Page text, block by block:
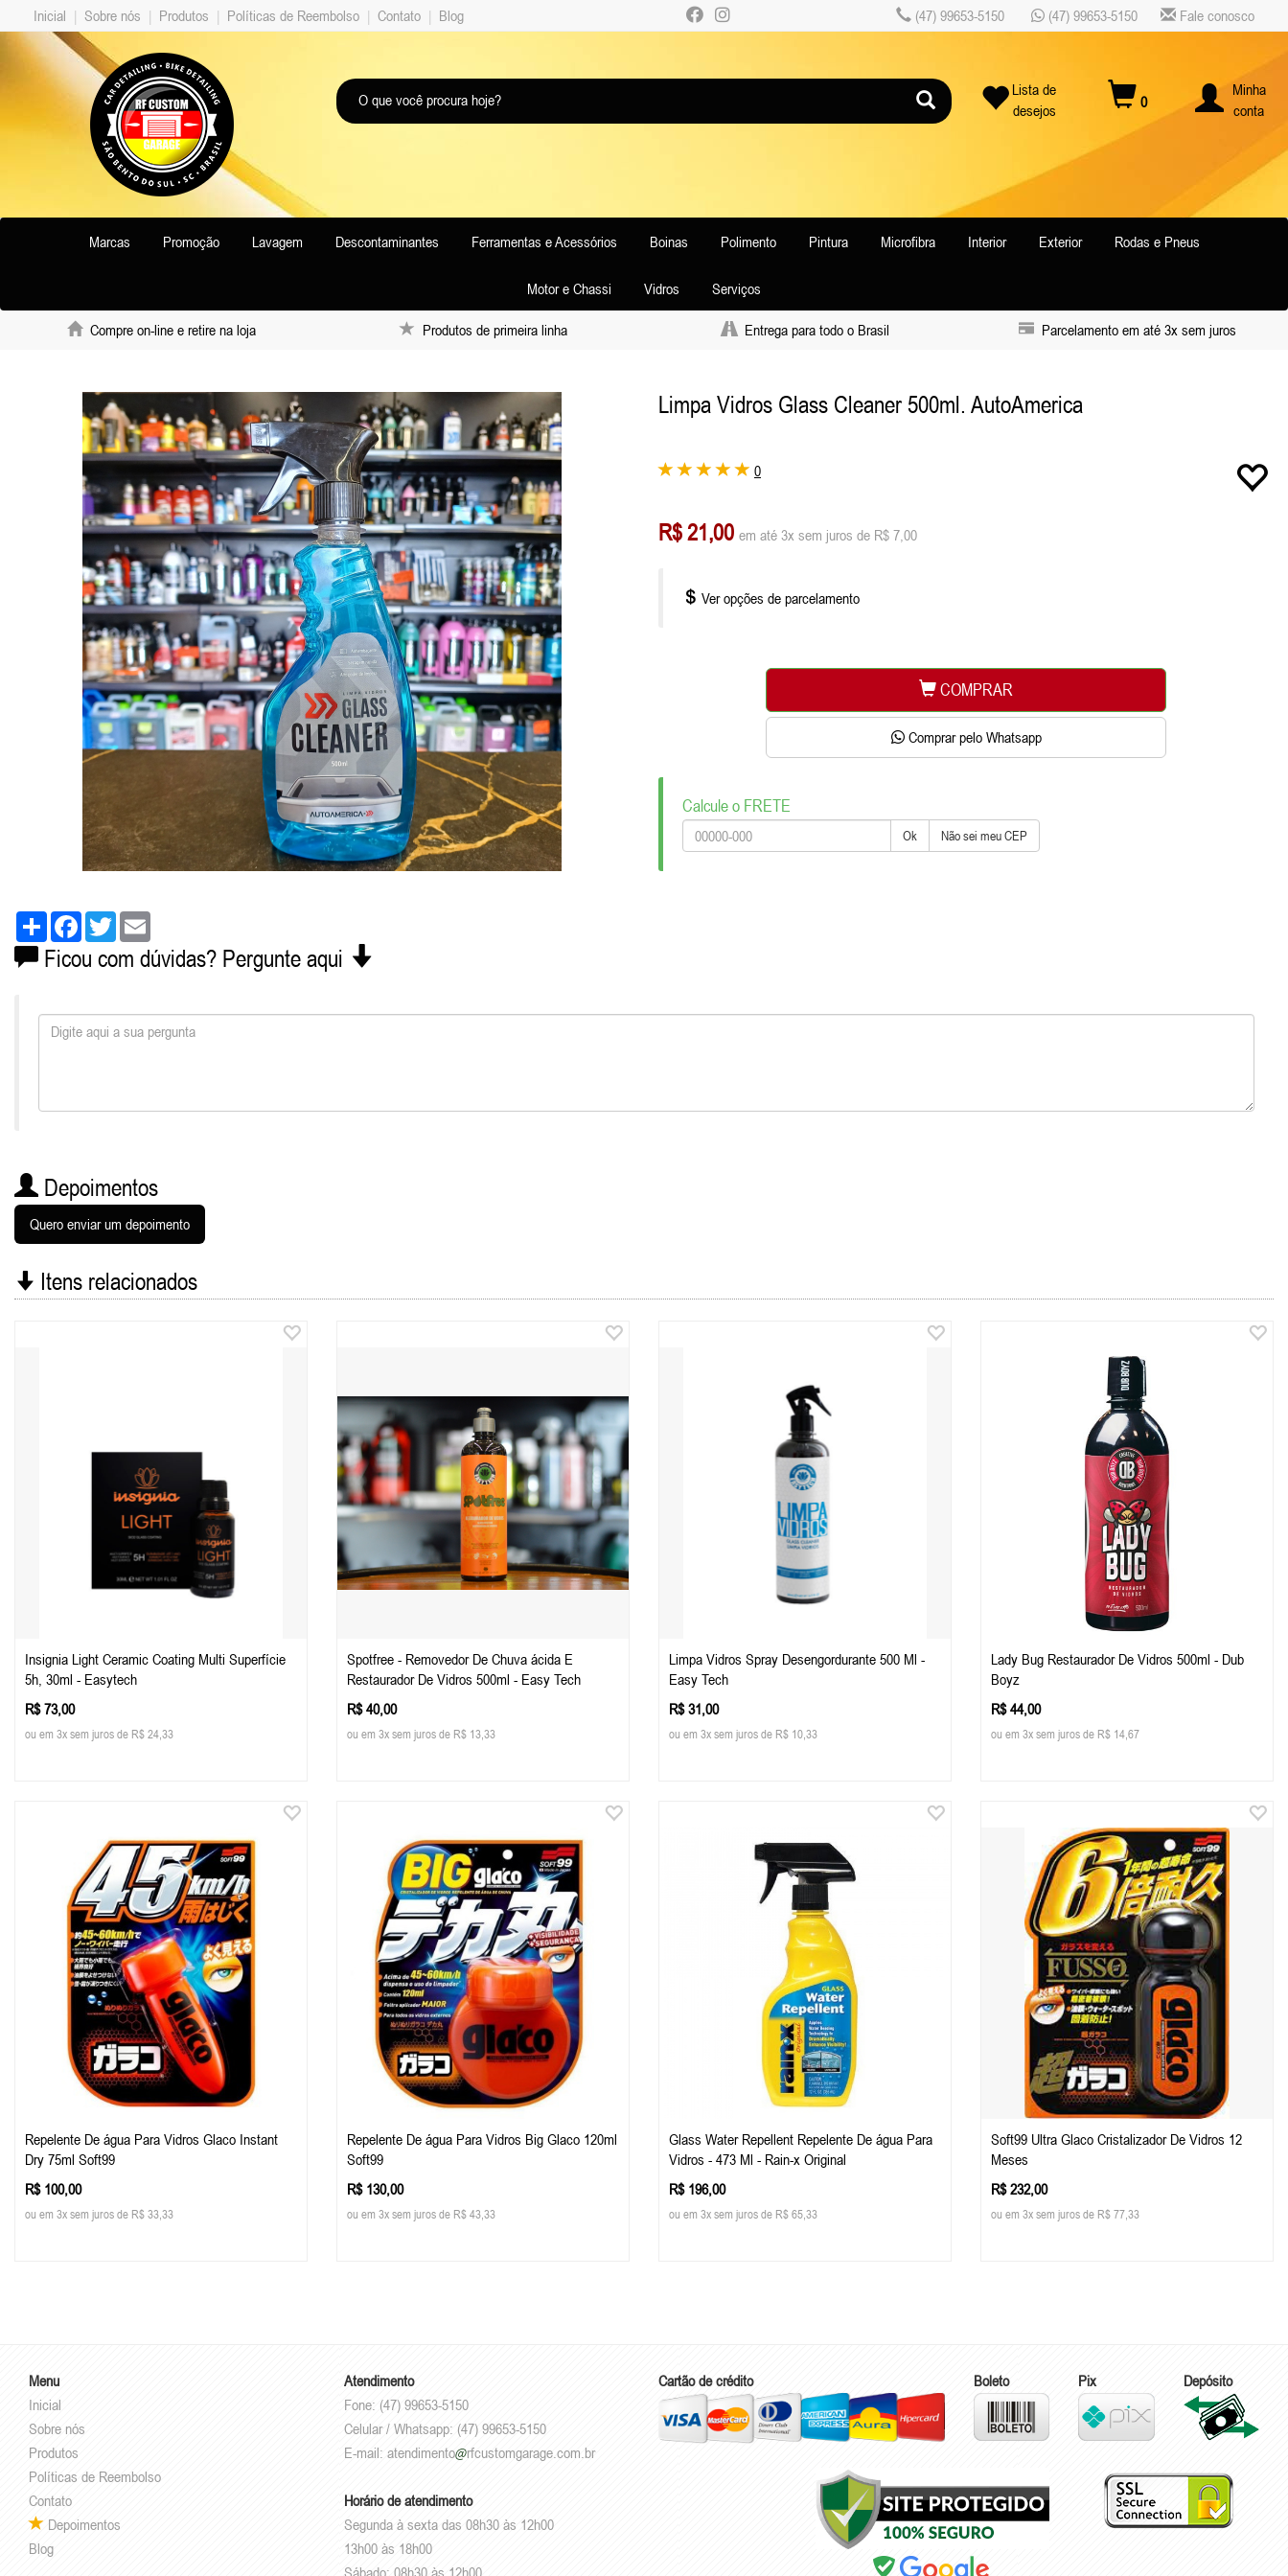
Inicial | Sobre nós | Produtos | Políticas de Reembolso | Contato | Blog (47) 99653-5150 (47) 99653-5150 Fale conosco
Lista de
desejos
0
Minha
conta
Marcas Promoção Lavagem Descontaminantes Ferramentas e Acessórios Boinas Polimento Pintura Microfibra Interior Exterior Rodas e Pneus
Motor e Chassi Vidros Serviços
Compre on-line e retire na loja Produtos de primeira linha Entrega para todo o Brasil Parcelamento em até 3x sem juros
Limpa Vidros Glass Cleaner 500ml. AutoAmerica
0
R$ 21,00 em até 3x sem juros de R$ 7,00
Ver opções de parcelamento
COMPRAR
Comprar pelo Whatsapp
Calcule o FRETE
Ok Não sei meu CEP
Share FacebookTwitter
Ficou com dúvidas? Pergunte aqui
Depoimentos
Quero enviar um depoimento
Itens relacionados
Insignia Light Ceramic Coating Multi Superfície
5h, 30ml - Easytech
R$ 73,00
ou em 3x sem juros de R$ 24,33
Spotfree - Removedor De Chuva ácida E
Restaurador De Vidros 500ml - Easy Tech
R$ 40,00
ou em 3x sem juros de R$ 13,33
Limpa Vidros Spray Desengordurante 500 Ml -
Easy Tech
R$ 31,00
ou em 3x sem juros de R$ 10,33
Lady Bug Restaurador De Vidros 500ml - Dub
Boyz
R$ 44,00
ou em 3x sem juros de R$ 14,67
Repelente De água Para Vidros Glaco Instant
Dry 75ml Soft99
R$ 100,00
ou em 3x sem juros de R$ 33,33
Repelente De água Para Vidros Big Glaco 120ml
Soft99
R$ 130,00
ou em 3x sem juros de R$ 43,33
Glass Water Repellent Repelente De água Para
Vidros - 473 Ml - Rain-x Original
R$ 196,00
ou em 3x sem juros de R$ 65,33
Soft99 Ultra Glaco Cristalizador De Vidros 12
Meses
R$ 232,00
ou em 3x sem juros de R$ 77,33
Menu
Inicial
Sobre nós
Produtos
Políticas de Reembolso
Contato
Depoimentos
Blog
Atendimento
Fone: (47) 99653-5150
Celular / Whatsapp: (47) 99653-5150
E-mail: atendimento rfcustomgarage.com.br
Horário de atendimento
Segunda à sexta das 08h30 às 12h00
13h00 às 18h00
Sábado: 08h30 às 12h00
Cartão de crédito Boleto Pix Depósito